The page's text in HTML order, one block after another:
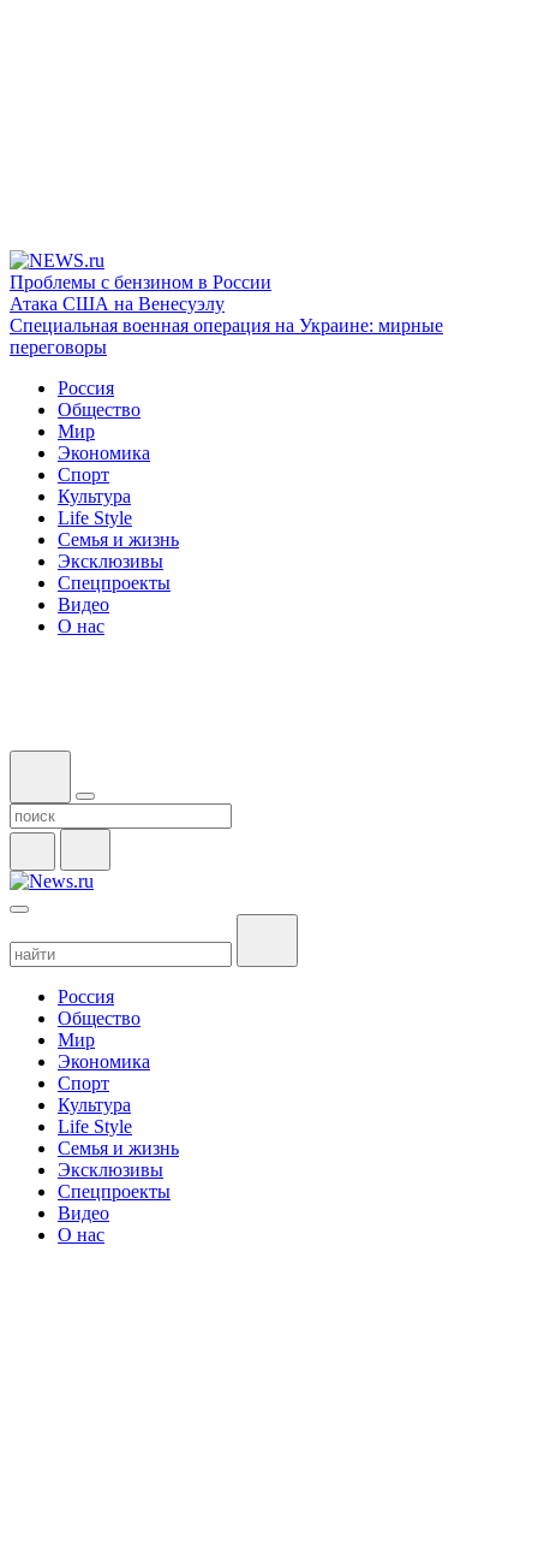
Проблемы с бензином в России
Атака США на Венесуэлу
Специальная военная операция на Украине: мирные
переговоры
Россия
Общество
Мир
Экономика
Спорт
Культура
Life Style
Семья и жизнь
Эксклюзивы
Спецпроекты
Видео
О нас
Россия
Общество
Мир
Экономика
Спорт
Культура
Life Style
Семья и жизнь
Эксклюзивы
Спецпроекты
Видео
О нас